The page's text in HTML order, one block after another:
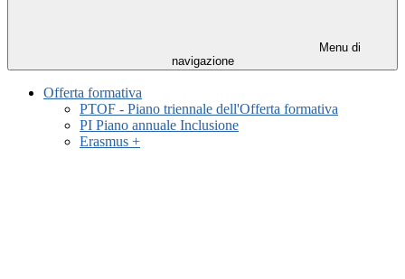
Menu di
navigazione
Offerta formativa
PTOF - Piano triennale dell'Offerta formativa
PI Piano annuale Inclusione
Erasmus +